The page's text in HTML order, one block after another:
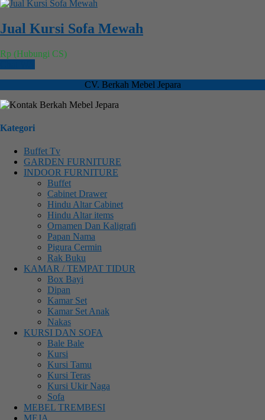
Jual Kursi Sofa Mewah
Rp (Hubungi CS)
CV. Berkah Mebel Jepara
Kategori
Buffet Tv
GARDEN FURNITURE
INDOOR FURNITURE
Buffet
Cabinet Drawer
Hindu Altar Cabinet
Hindu Altar items
Ornamen Dan Kaligrafi
Papan Nama
Pigura Cermin
Rak Buku
KAMAR / TEMPAT TIDUR
Box Bayi
Dipan
Kamar Set
Kamar Set Anak
Nakas
KURSI DAN SOFA
Bale Bale
Kursi
Kursi Tamu
Kursi Teras
Kursi Ukir Naga
Sofa
MEBEL TREMBESI